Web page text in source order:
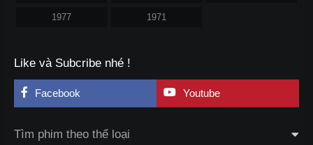
1977 1971
Like và Subcribe nhé !
Facebook Youtube
Tìm phim theo thể loại